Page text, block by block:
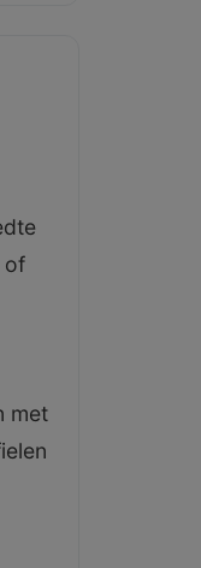
of
met